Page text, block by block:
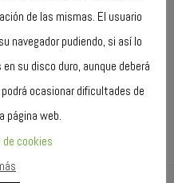
169
de las mismas. El usuario
navegador pudiendo, si así lo
su disco duro, aunque deberá
ocasionar dificultades de
página web.
de cookies